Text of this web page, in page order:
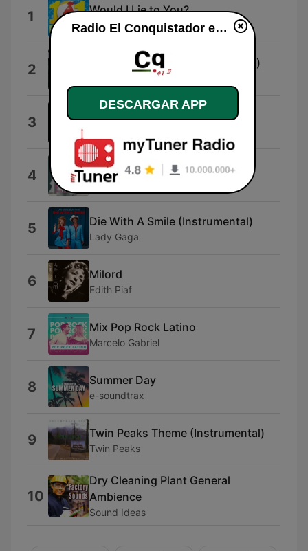
1 Would I Lie to You?
Charles & Eddie
2 Back to You (feat. Marc Philippe)
3
4 S'jemi Ne
Kanita
5 Die With A Smile (Instrumental)
Lady Gaga
6 Milord
Edith Piaf
7 Mix Pop Rock Latino
Marcelo Gabriel
8 Summer Day
e-soundtrax
9 Twin Peaks Theme (Instrumental)
Twin Peaks
10
Dry Cleaning Plant General
Ambience
Sound Ideas
Radio El Conquistador en vivo
DESCARGAR APP